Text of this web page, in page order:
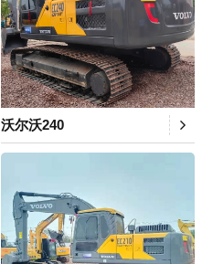
沃尔沃240